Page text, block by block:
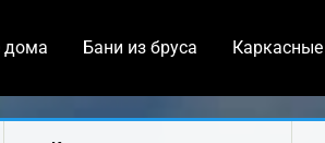
дома Бани из бруса